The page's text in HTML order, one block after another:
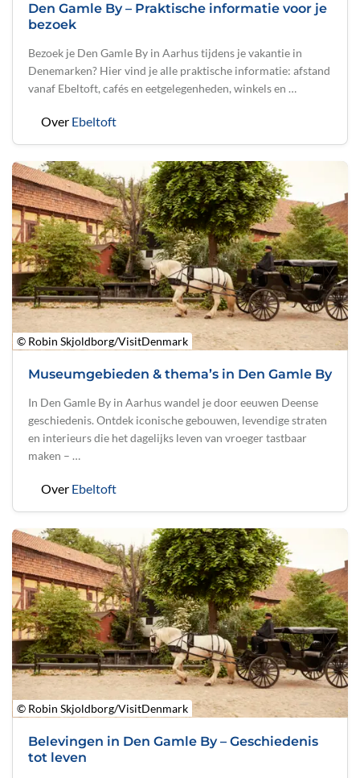
Den Gamle By – Praktische informatie voor je
bezoek
Bezoek je Den Gamle By in Aarhus tijdens je vakantie in
Denemarken? Hier vind je alle praktische informatie: afstand
vanaf Ebeltoft, cafés en eetgelegenheden, winkels en …
Over Ebeltoft
© Robin Skjoldborg/VisitDenmark
Museumgebieden & thema’s in Den Gamle By
In Den Gamle By in Aarhus wandel je door eeuwen Deense
geschiedenis. Ontdek iconische gebouwen, levendige straten
en interieurs die het dagelijks leven van vroeger tastbaar
maken – …
Over Ebeltoft
© Robin Skjoldborg/VisitDenmark
Belevingen in Den Gamle By – Geschiedenis
tot leven